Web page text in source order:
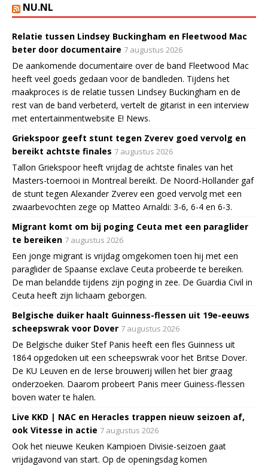
NU.NL
Relatie tussen Lindsey Buckingham en Fleetwood Mac
beter door documentaire 7 augustus 2026
De aankomende documentaire over de band Fleetwood Mac
heeft veel goeds gedaan voor de bandleden. Tijdens het
maakproces is de relatie tussen Lindsey Buckingham en de
rest van de band verbeterd, vertelt de gitarist in een interview
met entertainmentwebsite E! News.
Griekspoor geeft stunt tegen Zverev goed vervolg en
bereikt achtste finales 7 augustus 2026
Tallon Griekspoor heeft vrijdag de achtste finales van het
Masters-toernooi in Montreal bereikt. De Noord-Hollander gaf
de stunt tegen Alexander Zverev een goed vervolg met een
zwaarbevochten zege op Matteo Arnaldi: 3-6, 6-4 en 6-3.
Migrant komt om bij poging Ceuta met een paraglider
te bereiken 7 augustus 2026
Een jonge migrant is vrijdag omgekomen toen hij met een
paraglider de Spaanse exclave Ceuta probeerde te bereiken.
De man belandde tijdens zijn poging in zee. De Guardia Civil in
Ceuta heeft zijn lichaam geborgen.
Belgische duiker haalt Guinness-flessen uit 19e-eeuws
scheepswrak voor Dover 7 augustus 2026
De Belgische duiker Stef Panis heeft een fles Guinness uit
1864 opgedoken uit een scheepswrak voor het Britse Dover.
De KU Leuven en de Ierse brouwerij willen het bier graag
onderzoeken. Daarom probeert Panis meer Guiness-flessen
boven water te halen.
Live KKD | NAC en Heracles trappen nieuw seizoen af,
ook Vitesse in actie 7 augustus 2026
Ook het nieuwe Keuken Kampioen Divisie-seizoen gaat
vrijdagavond van start. Op de openingsdag komen